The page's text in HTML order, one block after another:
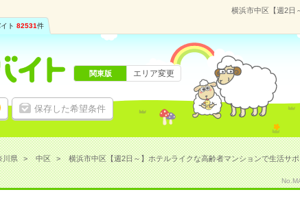
横浜市中区【週2日
ト 82531件
保存した希望条件
関東版 エリア変更
川県 中区 横浜市中区【週2日～】ホテルライクな高齢者マンションで生活サ